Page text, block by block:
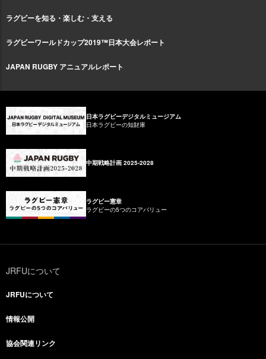
ラグビーを知る・楽しむ・支える
ラグビーワールドカップ2019™日本大会レポート
JAPAN RUGBY アニュアルレポート
日本ラグビーデジタルミュージアム
日本ラグビーの知財庫
中期戦略計画 2025-2028
ラグビー憲章
ラグビーの5つのコアバリュー
JRFUについて
JRFUについて
情報公開
協会関連リンク